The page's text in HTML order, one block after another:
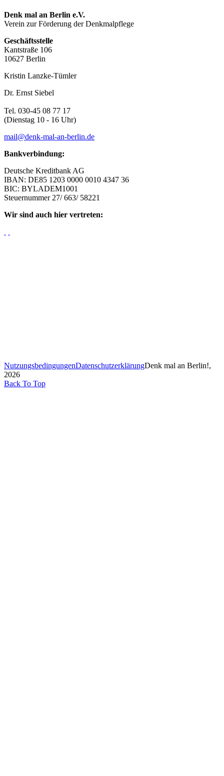
Denk mal an Berlin e.V.
Verein zur Förderung der Denkmalpflege
Geschäftsstelle
Kantstraße 106
10627 Berlin
Kristin Lanzke-Tümler
Dr. Ernst Siebel
Tel. 030-45 08 77 17
(Dienstag 10 - 16 Uhr)
mail@denk-mal-an-berlin.de
Bankverbindung:
Deutsche Kreditbank AG
IBAN: DE85 1203 0000 0010 4347 36
BIC: BYLADEM1001
Steuernummer 27/ 663/ 58221
Wir sind auch hier vertreten:
NutzungsbedingungenDatenschutzerklärungDenk mal an Berlin!,
2026
Back To Top